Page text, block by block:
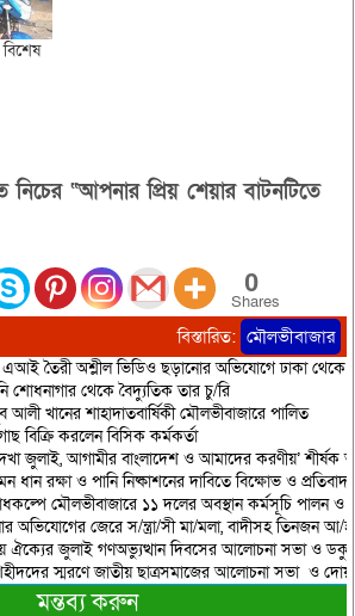
নিচের “আপনার প্রিয় শেয়ার বাটনটিতে
0
Shares
বিস্তারিত: মৌলভীবাজার
তৈরী অশ্লীল ভিডিও ছড়ানোর অভিযোগে ঢাকা থেকে
শোধনাগার থেকে বৈদ্যুতিক তার চু/রি
খানের শাহাদাতবার্ষিকী মৌলভীবাজারে পালিত
বিক্রি করলেন বিসিক কর্মকর্তা
জুলাই, আগামীর বাংলাদেশ ও আমাদের করণীয়’ শীর্ষক
ধান রক্ষা ও পানি নিষ্কাশনের দাবিতে বিক্ষোভ ও
মৌলভীবাজারে ১১ দলের অবস্থান কর্মসূচি পালন ও
অভিযোগের জেরে স/ন্ত্রা/সী মা/মলা, বাদীসহ তিনজন আ/
ঐক্যের জুলাই গণঅভ্যুত্থান দিবসের আলোচনা সভা ও
স্মরণে জাতীয় ছাত্রসমাজের আলোচনা সভা ও
মন্তব্য করুন